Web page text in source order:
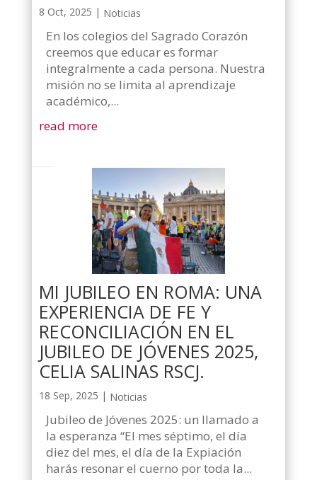
8 Oct, 2025 | Noticias
En los colegios del Sagrado Corazón
creemos que educar es formar
integralmente a cada persona. Nuestra
misión no se limita al aprendizaje
académico,...
read more
MI JUBILEO EN ROMA: UNA
EXPERIENCIA DE FE Y
RECONCILIACIÓN EN EL
JUBILEO DE JÓVENES 2025,
CELIA SALINAS RSCJ.
18 Sep, 2025 | Noticias
Jubileo de Jóvenes 2025: un llamado a
la esperanza “El mes séptimo, el día
diez del mes, el día de la Expiación
harás resonar el cuerno por toda la...